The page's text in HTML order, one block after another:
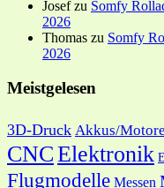
Josefzu Somfy
2026
Thomas zu Somfy
2026
Meistgelesen
3D-Druck Akkus/
CNCElektronik
Flugmodelle Messen